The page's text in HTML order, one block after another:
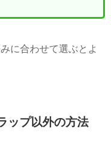
に合わせて選ぶとよ
ップ以外の方法